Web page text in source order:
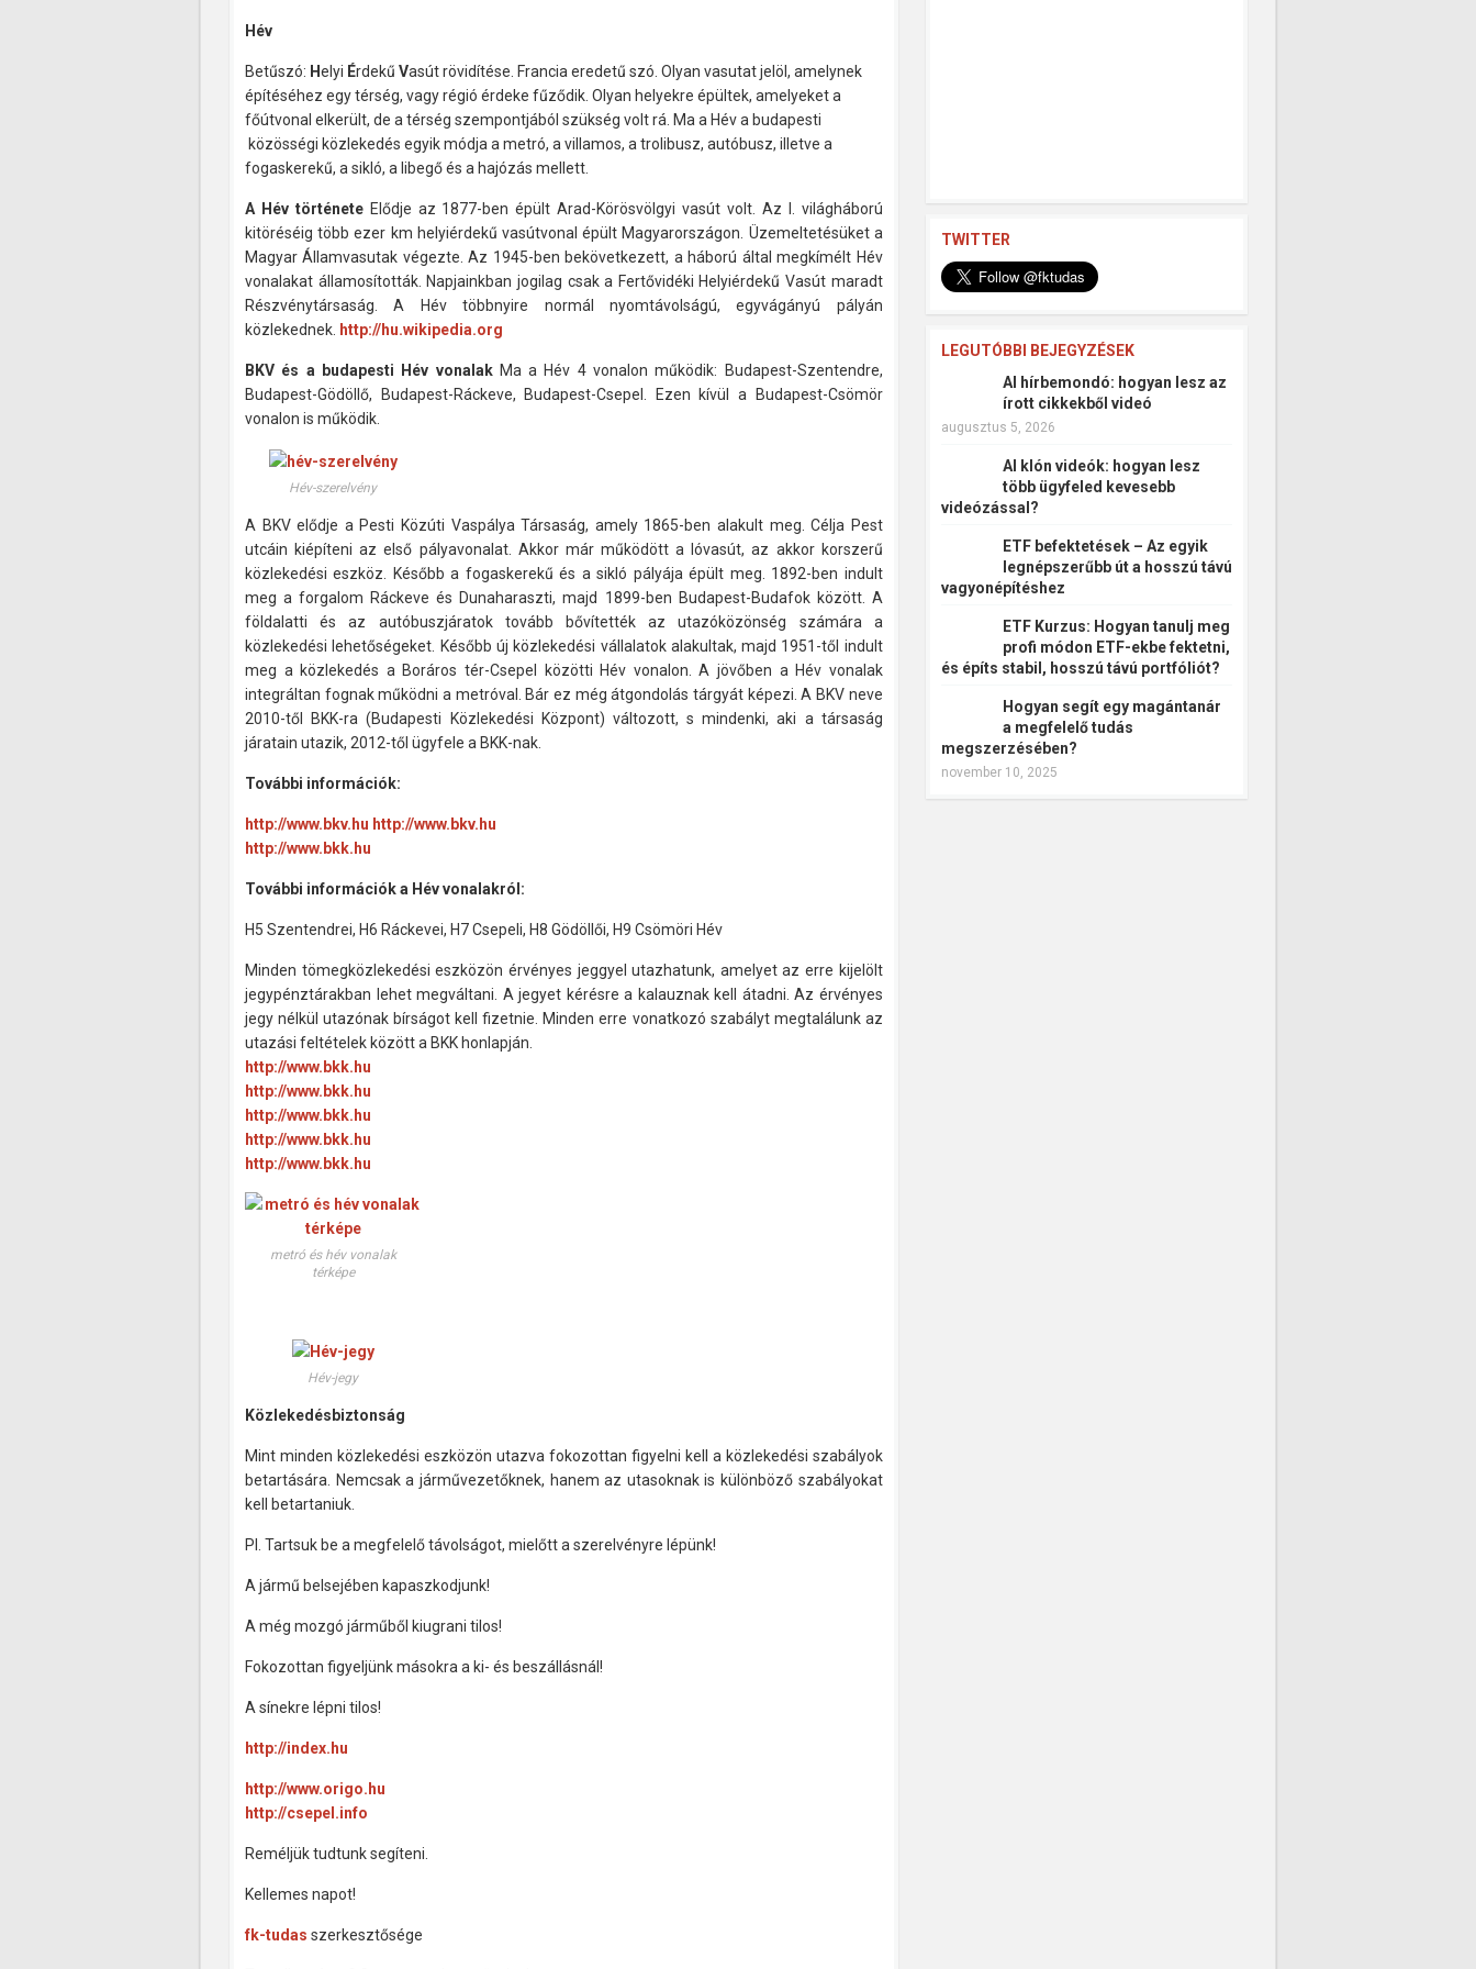
Hév
Betűszó: Helyi Érdekű Vasút rövidítése. Francia eredetű szó. Olyan vasutat jelöl, amelynek
építéséhez egy térség, vagy régió érdeke fűződik. Olyan helyekre épültek, amelyeket a
főútvonal elkerült, de a térség szempontjából szükség volt rá. Ma a Hév a budapesti
közösségi közlekedés egyik módja a metró, a villamos, a trolibusz, autóbusz, illetve a
fogaskerekű, a sikló, a libegő és a hajózás mellett.
A Hév történeteElődje az 1877-ben épült Arad-Körösvölgyi vasút volt. Az I. világháború
kitöréséig több ezer km helyiérdekű vasútvonal épült Magyarországon. Üzemeltetésüket a
Magyar Államvasutak végezte. Az 1945-ben bekövetkezett, a háború által megkímélt Hév
vonalakat államosították. Napjainkban jogilag csak a Fertővidéki Helyiérdekű Vasút maradt
Részvénytársaság. A Hév többnyire normál nyomtávolságú, egyvágányú pályán
közlekednek. http://hu.wikipedia.org
BKV és a budapesti Hév vonalakMa a Hév 4 vonalon működik: Budapest-Szentendre,
Budapest-Gödöllő, Budapest-Ráckeve, Budapest-Csepel. Ezen kívül a Budapest-Csömör
vonalon is működik.
Hév-szerelvény
A BKV elődje a Pesti Közúti Vaspálya Társaság, amely 1865-ben alakult meg. Célja Pest
utcáin kiépíteni az első pályavonalat. Akkor már működött a lóvasút, az akkor korszerű
közlekedési eszköz. Később a fogaskerekű és a sikló pályája épült meg. 1892-ben indult
meg a forgalom Ráckeve és Dunaharaszti, majd 1899-ben Budapest-Budafok között. A
földalatti és az autóbuszjáratok tovább bővítették az utazóközönség számára a
közlekedési lehetőségeket. Később új közlekedési vállalatok alakultak, majd 1951-től indult
meg a közlekedés a Boráros tér-Csepel közötti Hév vonalon. A jövőben a Hév vonalak
integráltan fognak működni a metróval. Bár ez még átgondolás tárgyát képezi. A BKV neve
2010-től BKK-ra (Budapesti Közlekedési Központ) változott, s mindenki, aki a társaság
járatain utazik, 2012-től ügyfele a BKK-nak.
További információk:
http://www.bkv.hu http://www.bkv.hu
http://www.bkk.hu
További információk a Hév vonalakról:
H5 Szentendrei, H6 Ráckevei, H7 Csepeli, H8 Gödöllői, H9 Csömöri Hév
Minden tömegközlekedési eszközön érvényes jeggyel utazhatunk, amelyet az erre kijelölt
jegypénztárakban lehet megváltani. A jegyet kérésre a kalauznak kell átadni. Az érvényes
jegy nélkül utazónak bírságot kell fizetnie. Minden erre vonatkozó szabályt megtalálunk az
utazási feltételek között a BKK honlapján.
http://www.bkk.hu
http://www.bkk.hu
http://www.bkk.hu
http://www.bkk.hu
http://www.bkk.hu
metró és hév vonalak
térképe
Hév-jegy
Közlekedésbiztonság
Mint minden közlekedési eszközön utazva fokozottan figyelni kell a közlekedési szabályok
betartására. Nemcsak a járművezetőknek, hanem az utasoknak is különböző szabályokat
kell betartaniuk.
Pl. Tartsuk be a megfelelő távolságot, mielőtt a szerelvényre lépünk!
A jármű belsejében kapaszkodjunk!
A még mozgó járműből kiugrani tilos!
Fokozottan figyeljünk másokra a ki- és beszállásnál!
A sínekre lépni tilos!
http://index.hu
http://www.origo.hu
http://csepel.info
Reméljük tudtunk segíteni.
Kellemes napot!
fk-tudas szerkesztősége
TWITTER
LEGUTÓBBI BEJEGYZÉSEK
AI hírbemondó: hogyan lesz az
írott cikkekből videó
augusztus 5, 2026
AI klón videók: hogyan lesz
több ügyfeled kevesebb
videózással?
ETF befektetések – Az egyik
legnépszerűbb út a hosszú távú
vagyonépítéshez
ETF Kurzus: Hogyan tanulj meg
profi módon ETF-ekbe fektetni,
és építs stabil, hosszú távú portfóliót?
Hogyan segít egy magántanár
a megfelelő tudás
megszerzésében?
november 10, 2025